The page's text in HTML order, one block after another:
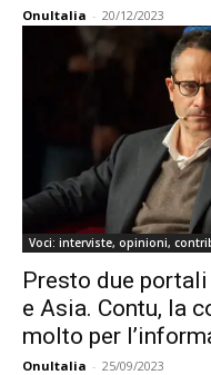
OnuItalia - 20/12/2023
Voci: interviste, opinioni,
Presto due
e Asia. Contu, la
molto per
OnuItalia - 25/09/2023